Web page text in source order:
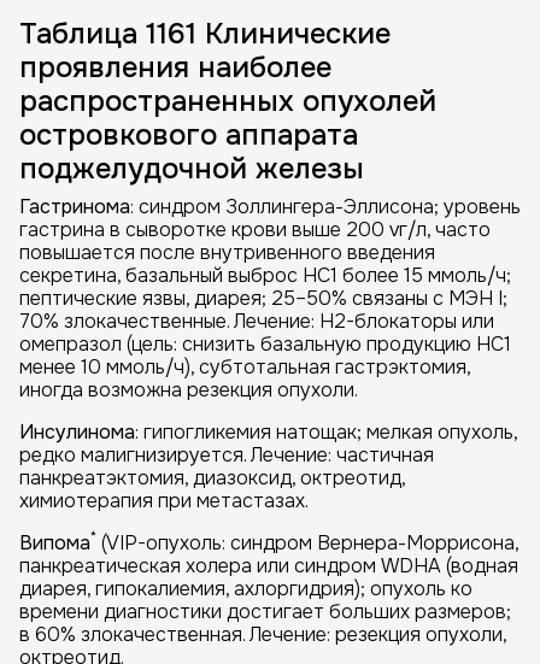
Таблица 1161 Клинические
проявления наиболее
распространенных опухолей
островкового аппарата
поджелудочной железы
Гастринома: синдром Золлингера-Эллисона; уровень
гастрина в сыворотке крови выше 200 vг/л, часто
повышается после внутривенного введения
секретина, базальный выброс НС1 более 15 ммоль/ч;
пептические язвы, диарея; 25–50% связаны с МЭН I;
70% злокачественные. Лечение: Н2-блокаторы или
омепразол (цель: снизить базальную продукцию НС1
менее 10 ммоль/ч), субтотальная гастрэктомия,
иногда возможна резекция опухоли.
Инсулинома: гипогликемия натощак; мелкая опухоль,
редко малигнизируется. Лечение: частичная
панкреатэктомия, диазоксид, октреотид,
химиотерапия при метастазах.
Випома* (VIP-опухоль: синдром Вернера-Моррисона,
панкреатическая холера или синдром WDHA (водная
диарея, гипокалиемия, ахлоргидрия); опухоль ко
времени диагностики достигает больших размеров;
в 60% злокачественная. Лечение: резекция опухоли,
октреотид.